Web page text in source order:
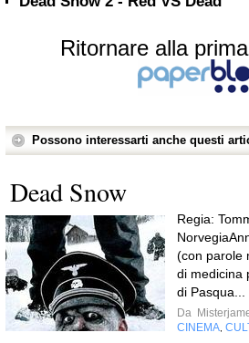
Ritornare alla
Possono interessarti anche questi
Dead Snow
Regia:
(con parole
di medicina
di Pasqua...
Da
CINEMA